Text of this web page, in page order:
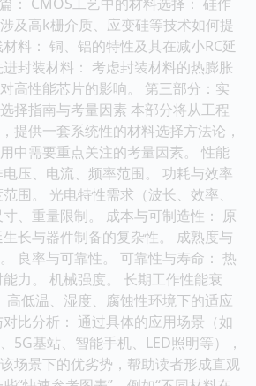
及高k栅介质、应变硅等技术如何提
料： 铜、铝的特性及其在减小RC延
封装材料： 考虑封装材料的热膨胀
高性能芯片的影响。 第三部分：实
择指南与考量因素 本部分将从工程
提供一套系统性的材料选择方法论，
中需要重点关注的考量因素。 性能
压、电流、频率范围。 功耗与效率
围。 光电特性需求（波长、效率、
、重量限制。 成本与可制造性： 原
长与器件制备的复杂性。 成熟度与
良率与可靠性。 可靠性与寿命： 热
力。 机械强度。 长期工作性能衰
高低温、湿度、腐蚀性环境下的适应
比分析： 通过具体的应用场景（如
5G基站、智能手机、LED照明等），
场景下的优劣势，帮助读者形成直观